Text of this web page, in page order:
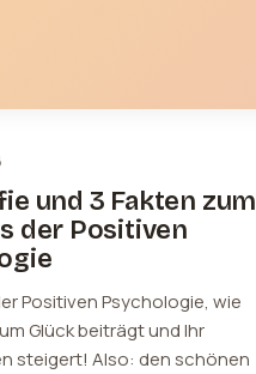
und 3 Fakten zum
der Positiven
Positiven Psychologie, wie
Glück beiträgt und Ihr
steigert! Also: den schönen